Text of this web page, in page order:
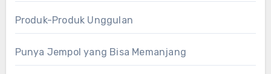
Produk-Produk Unggulan
Punya Jempol yang Bisa Memanjang